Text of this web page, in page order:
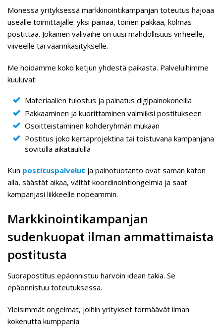
Monessa yrityksessä markkinointikampanjan toteutus hajoaa
usealle toimittajalle: yksi painaa, toinen pakkaa, kolmas
postittaa. Jokainen välivaihe on uusi mahdollisuus virheelle,
viiveelle tai väärinkäsitykselle.
Me hoidamme koko ketjun yhdestä paikasta. Palveluihimme
kuuluvat:
Materiaalien tulostus ja painatus digipainokoneilla
Pakkaaminen ja kuorittaminen valmiiksi postitukseen
Osoitteistaminen kohderyhmän mukaan
Postitus joko kertaprojektina tai toistuvana kampanjana
sovitulla aikataululla
Kun postituspalvelut ja painotuotanto ovat saman katon
alla, säästät aikaa, vältät koordinointiongelmia ja saat
kampanjasi liikkeelle nopeammin.
Markkinointikampanjan
sudenkuopat ilman ammattimaista
postitusta
Suorapostitus epäonnistuu harvoin idean takia. Se
epäonnistuu toteutuksessa.
Yleisimmät ongelmat, joihin yritykset törmäävät ilman
kokenutta kumppania: